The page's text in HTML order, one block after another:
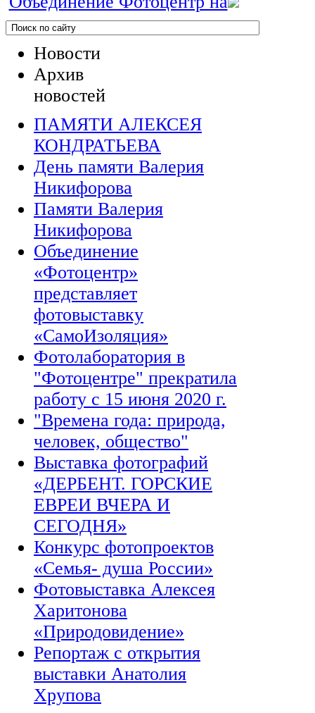
Новости
Архив
новостей
ПАМЯТИ АЛЕКСЕЯ
КОНДРАТЬЕВА
День памяти Валерия
Никифорова
Памяти Валерия
Никифорова
Объединение
«Фотоцентр»
представляет
фотовыставку
«СамоИзоляция»
Фотолаборатория в
"Фотоцентре" прекратила
работу с 15 июня 2020 г.
"Времена года: природа,
человек, общество"
Выставка фотографий
«ДЕРБЕНТ. ГОРСКИЕ
ЕВРЕИ ВЧЕРА И
СЕГОДНЯ»
Конкурс фотопроектов
«Семья- душа России»
Фотовыставка Алексея
Харитонова
«Природовидение»
Репортаж с открытия
выставки Анатолия
Хрупова